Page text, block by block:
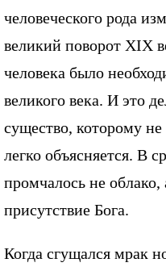
человеческого рода
великий поворот XIX
человека было
великого века. И это
существо, которому
легко объясняется. В
промчалось не
присутствие Бога.
Когда сгущался мрак